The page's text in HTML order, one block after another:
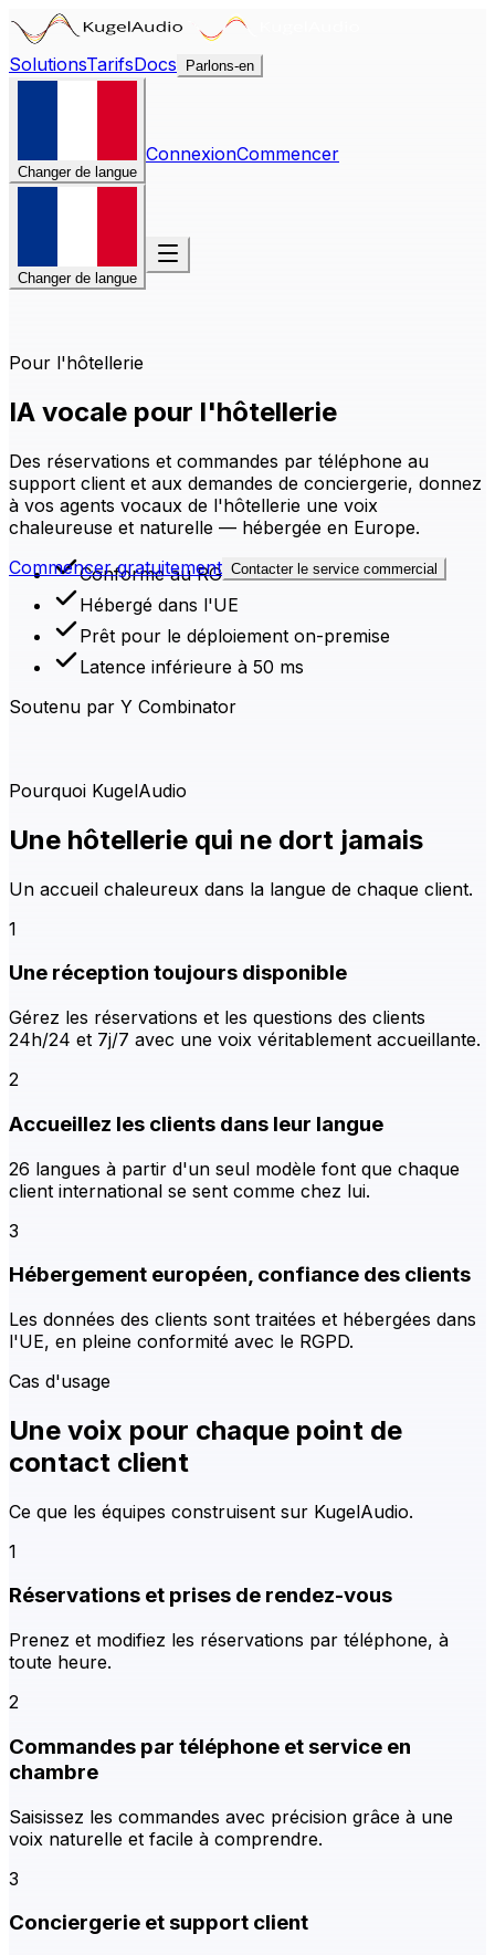
SolutionsTarifsDocs Parlons-en
Changer de langue
ConnexionCommencer
Changer de langue
Pour l'hôtellerie
IA vocale pour l'hôtellerie
Des réservations et commandes par téléphone au
support client et aux demandes de conciergerie, donnez
à vos agents vocaux de l'hôtellerie une voix
chaleureuse et naturelle — hébergée en Europe.
Commencer gratuitement Contacter le service commercial
Conforme au RGPD
Hébergé dans l'UE
Prêt pour le déploiement on-premise
Latence inférieure à 50 ms
Soutenu par Y Combinator
Pourquoi KugelAudio
Une hôtellerie qui ne dort jamais
Un accueil chaleureux dans la langue de chaque client.
1
Une réception toujours disponible
Gérez les réservations et les questions des clients
24h/24 et 7j/7 avec une voix véritablement accueillante.
2
Accueillez les clients dans leur langue
26 langues à partir d'un seul modèle font que chaque
client international se sent comme chez lui.
3
Hébergement européen, confiance des clients
Les données des clients sont traitées et hébergées dans
l'UE, en pleine conformité avec le RGPD.
Cas d'usage
Une voix pour chaque point de
contact client
Ce que les équipes construisent sur KugelAudio.
1
Réservations et prises de rendez-vous
Prenez et modifiez les réservations par téléphone, à
toute heure.
2
Commandes par téléphone et service en
chambre
Saisissez les commandes avec précision grâce à une
voix naturelle et facile à comprendre.
3
Conciergerie et support client